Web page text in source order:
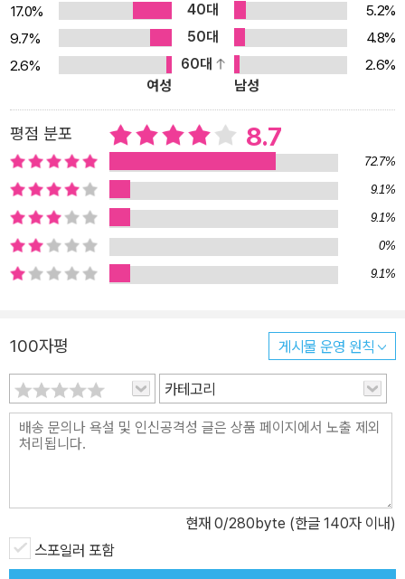
어로 번역된 카뮈 전집 가운데 한 명의 번역자가 전권의 번역을 맡은
판본은 김화영 명예교수의 책세상판이 유일하다. 책세상은 1987년
프랑스 갈리마르 출판사와 알베르 카뮈 전집의 독점 출간 계약을 맺
고, 국내 최고 카뮈 전문가 김화영 교수의 번역으로 《결혼·여름》(198
카뮈 전집을 출간했다. 2011년부터 카뮈의 사후 저작권이 풀리면서
국내 여러 출판사에서 다양한 번역으로 알베르 카뮈의 대표 작품들이
출간되었지만, '전집'을 출간한 출판사는 2024년 지금까지도 책세상
뿐이다.
17.0%
40대
5.2%
9.7%
50대
4.8%
2.6%
60대
2.6%
여성
남성
평점 분포 8.7
72.7%
9.1%
9.1%
0%
9.1%
100자평 게시물 운영 원칙
카테고리
현재 0/280byte (한글 140자 이내)
스포일러 포함